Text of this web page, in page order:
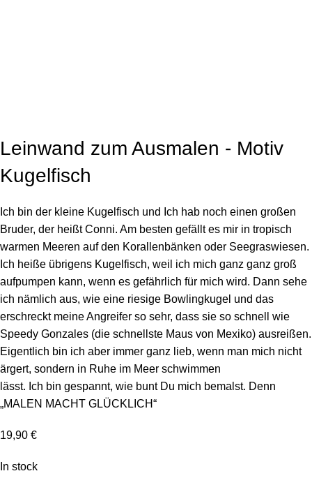
Leinwand zum Ausmalen - Motiv
Kugelfisch
Ich bin der kleine Kugelfisch und Ich hab noch einen großen
Bruder, der heißt Conni. Am besten gefällt es mir in tropisch
warmen Meeren auf den Korallenbänken oder Seegraswiesen.
Ich heiße übrigens Kugelfisch, weil ich mich ganz ganz groß
aufpumpen kann, wenn es gefährlich für mich wird. Dann sehe
ich nämlich aus, wie eine riesige Bowlingkugel und das
erschreckt meine Angreifer so sehr, dass sie so schnell wie
Speedy Gonzales (die schnellste Maus von Mexiko) ausreißen.
Eigentlich bin ich aber immer ganz lieb, wenn man mich nicht
ärgert, sondern in Ruhe im Meer schwimmen
lässt. Ich bin gespannt, wie bunt Du mich bemalst. Denn
„MALEN MACHT GLÜCKLICH“
19,90 €
In stock